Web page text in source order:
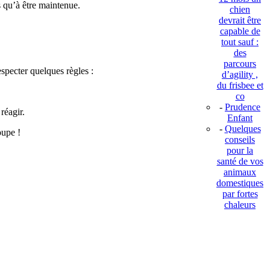
être maintenue.
quelques règles :
!
chien
devrait être
capable de
tout sauf :
des
parcours
d’agility ,
du frisbee et
co
- Prudence
Enfant
- Quelques
conseils
pour la
santé de vos
animaux
domestiques
par fortes
chaleurs